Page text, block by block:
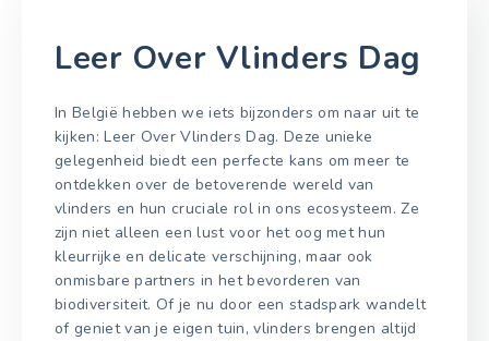
Leer Over Vlinders Dag
In België hebben we iets bijzonders om naar uit te
kijken: Leer Over Vlinders Dag. Deze unieke
gelegenheid biedt een perfecte kans om meer te
ontdekken over de betoverende wereld van
vlinders en hun cruciale rol in ons ecosysteem. Ze
zijn niet alleen een lust voor het oog met hun
kleurrijke en delicate verschijning, maar ook
onmisbare partners in het bevorderen van
biodiversiteit. Of je nu door een stadspark wandelt
of geniet van je eigen tuin, vlinders brengen altijd